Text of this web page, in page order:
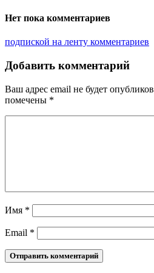
Нет пока комментариев
подпиской на ленту комментариев
Добавить комментарий
Ваш адрес email не будет
помечены *
Имя *
Email *